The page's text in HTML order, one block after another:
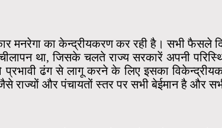
मनरेगा का केन्द्रीयकरण कर रही है। सभी फैसले
था, जिसके चलते राज्य सरकारें अपनी
ढंग से लागू करने के लिए इसका
राज्यों और पंचायतों स्तर पर सभी बेईमान है और